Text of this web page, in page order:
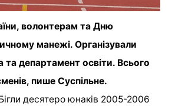
волонтерам та Дню
манежі. Організували
департамент освіти. Всього
пише Суспільне.
десятеро юнаків 2005-2006